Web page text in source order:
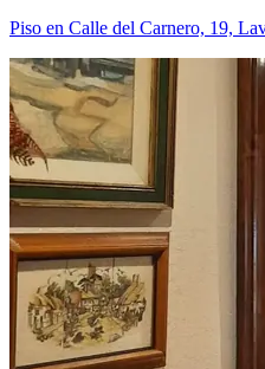
Piso en Calle del Carnero, 19,